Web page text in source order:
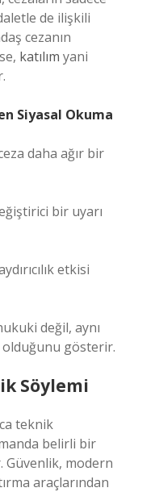
de ilişkili
cezanın
katılım yani
Siyasal Okuma
daha ağır bir
bir uyarı
etkisi
değil, aynı
olduğunu gösterir.
Söylemi
teknik
belirli bir
Güvenlik, modern
araçlarından